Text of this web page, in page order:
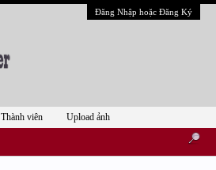
Đăng Nhập hoặc Đăng Ký
Thành viên Upload ảnh